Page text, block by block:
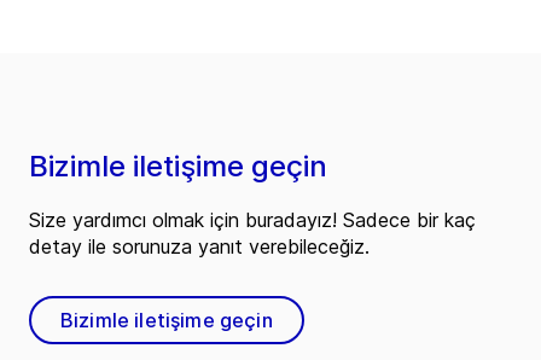
Bizimle iletişime geçin
Size yardımcı olmak için buradayız! Sadece bir kaç
detay ile sorunuza yanıt verebileceğiz.
Bizimle iletişime geçin